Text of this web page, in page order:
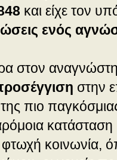
και είχε τον
ενός
στον
στην
της πιο
φτωχή κοινωνία,